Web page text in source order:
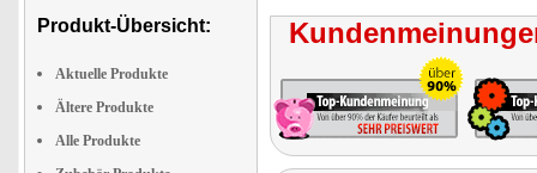
Produkt-Übersicht:
Aktuelle Produkte
Ältere Produkte
Alle Produkte